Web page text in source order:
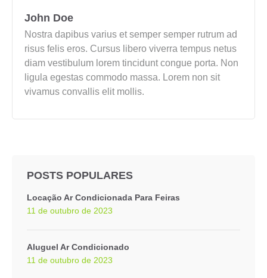
John Doe
Nostra dapibus varius et semper semper rutrum ad
risus felis eros. Cursus libero viverra tempus netus
diam vestibulum lorem tincidunt congue porta. Non
ligula egestas commodo massa. Lorem non sit
vivamus convallis elit mollis.
POSTS POPULARES
Locação Ar Condicionada Para Feiras
11 de outubro de 2023
Aluguel Ar Condicionado
11 de outubro de 2023